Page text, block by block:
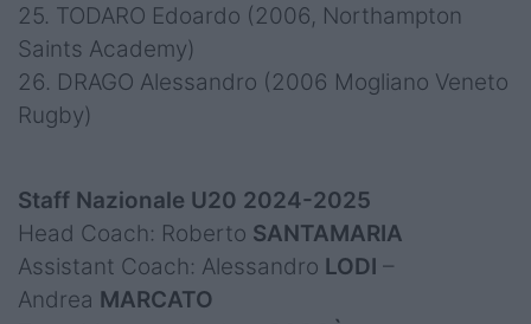
25. TODARO Edoardo (2006, Northampton
Saints Academy)
26. DRAGO Alessandro (2006 Mogliano Veneto
Rugby)
Staff Nazionale U20 2024-2025
Head Coach: Roberto SANTAMARIA
Assistant Coach: Alessandro LODI –
Andrea MARCATO